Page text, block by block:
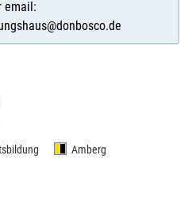
email:
Amberg